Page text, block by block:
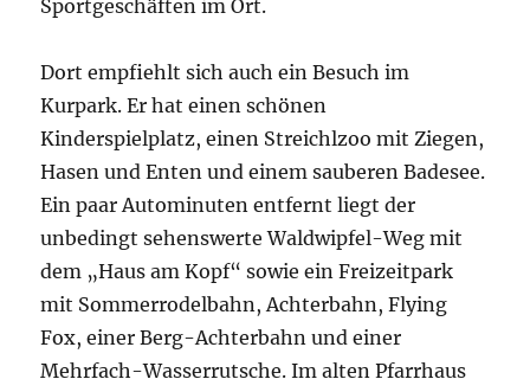
Sportgeschäften im Ort.
Dort empfiehlt sich auch ein Besuch im
Kurpark. Er hat einen schönen
Kinderspielplatz, einen Streichlzoo mit Ziegen,
Hasen und Enten und einem sauberen Badesee.
Ein paar Autominuten entfernt liegt der
unbedingt sehenswerte Waldwipfel-Weg mit
dem „Haus am Kopf“ sowie ein Freizeitpark
mit Sommerrodelbahn, Achterbahn, Flying
Fox, einer Berg-Achterbahn und einer
Mehrfach-Wasserrutsche. Im alten Pfarrhaus